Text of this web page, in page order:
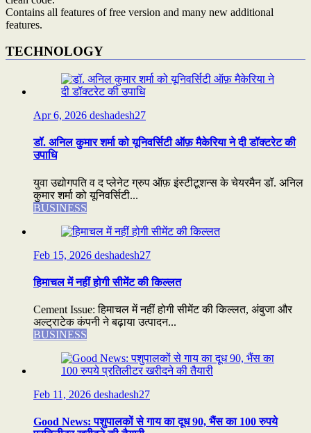
Contains all features of free version and many new additional
features.
TECHNOLOGY
Apr 6, 2026 deshadesh27
डॉ. अनिल कुमार शर्मा को यूनिवर्सिटी ऑफ़ मैकेरिया ने दी डॉक्टरेट की
उपाधि
युवा उद्योगपति व द प्लेनेट ग्रुप ऑफ़ इंस्टीटूशन्स के चेयरमैन डॉ. अनिल
कुमार शर्मा को यूनिवर्सिटी...
BUSINESS
Feb 15, 2026 deshadesh27
हिमाचल में नहीं होगी सीमेंट की किल्लत
Cement Issue: हिमाचल में नहीं होगी सीमेंट की किल्लत, अंबुजा और
अल्ट्राटेक कंपनी ने बढ़ाया उत्पादन...
BUSINESS
Feb 11, 2026 deshadesh27
Good News: पशुपालकों से गाय का दूध 90, भैंस का 100 रुपये